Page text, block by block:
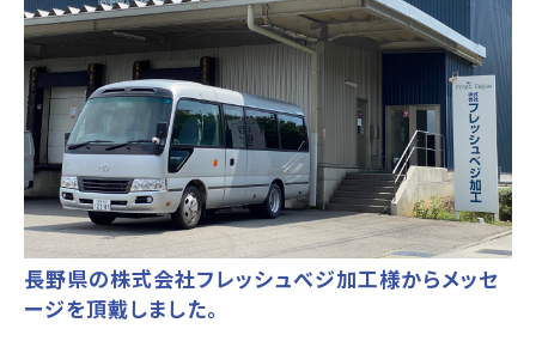
長野県の株式会社フレッシュべジ加工様からメッセ
ージを頂戴しました。